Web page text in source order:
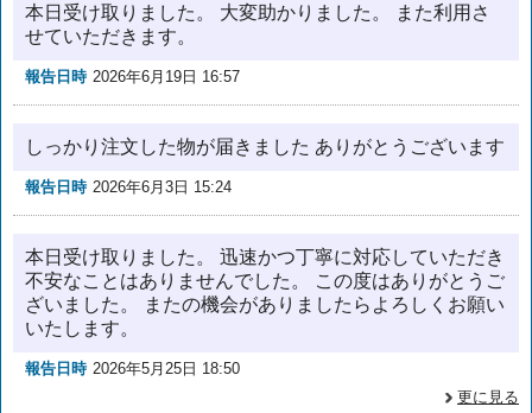
本日受け取りました。 大変助かりました。 また利用さ
せていただきます。
報告日時 2026年6月19日 16:57
しっかり注文した物が届きました ありがとうございます
報告日時 2026年6月3日 15:24
本日受け取りました。 迅速かつ丁寧に対応していただき
不安なことはありませんでした。 この度はありがとうご
ざいました。 またの機会がありましたらよろしくお願い
いたします。
報告日時 2026年5月25日 18:50
更に見る